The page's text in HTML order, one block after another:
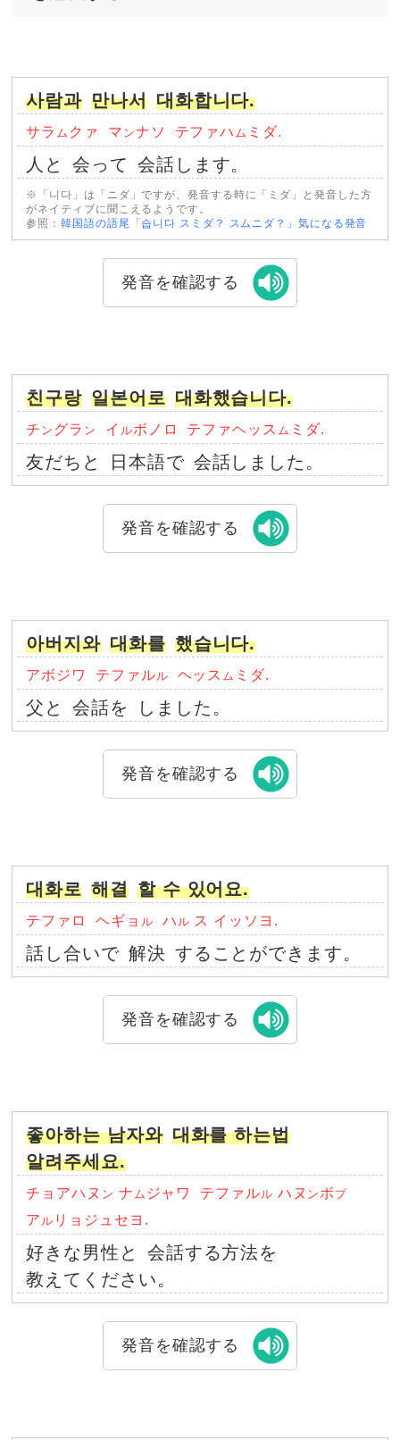
사람과 만나서 대화합니다.
サラ ム クァ マ ンナソ テファハ ム ミダ.
人と 会って 会話します。
※「니다」は「ニダ」ですが、発音する時に「ミダ」と発音した方
がネイティブに聞こえるようです。
参照：韓国語の語尾「습니다 スミダ？ スムニダ？」気になる発音
発音を確認する
친구랑 일본어로 대화했습니다.
チ ン グラ ン イ ルボノロ テファヘッス ム ミダ.
友だちと 日本語で 会話しました。
発音を確認する
아버지와 대화를 했습니다.
アボジワ テファルル ヘッス ム ミダ.
父と 会話を しました。
発音を確認する
대화로 해결 할 수 있어요.
テファロ ヘギョ ル ハ ル ス イッソヨ.
話し合いで 解決 することができます。
発音を確認する
좋아하는 남자와 대화를 하는법
알려주세요.
チョアハヌ ン ナ ム ジャワ テファルル ハヌ ンボ プ
ア ル リョジュセヨ.
好きな男性と
会話する方法を
教えてください。
発音を確認する